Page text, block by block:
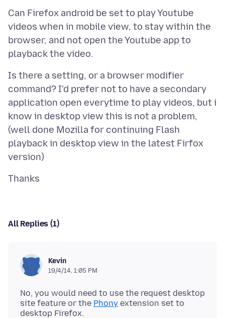
Can Firefox android be set to play Youtube
videos when in mobile view, to stay within the
browser, and not open the Youtube app to
Is there a setting, or a browser modifier
command? I'd prefer not to have a secondary
application open everytime to play videos, but i
know in desktop view this is not a problem,
(well done Mozilla for continuing Flash
playback in desktop view in the latest Firfox
All Replies (1)
Kevin
19/4/14, 1:05 PM
No, you would need to use the request desktop
site feature or the Phony extension set to